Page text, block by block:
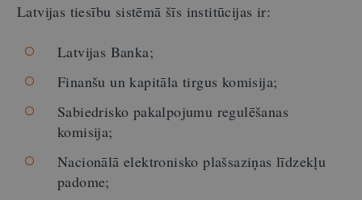
Latvijas tiesību sistēmā šīs institūcijas ir:
Latvijas Banka;
Finanšu un kapitāla tirgus komisija;
Sabiedrisko pakalpojumu regulēšanas
komisija;
Nacionālā elektronisko plašsaziņas līdzekļu
padome;